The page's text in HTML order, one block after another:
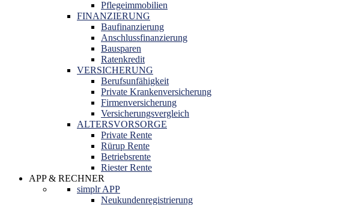
Pflegeimmobilien
FINANZIERUNG
Baufinanzierung
Anschlussfinanzierung
Bausparen
Ratenkredit
VERSICHERUNG
Berufsunfähigkeit
Private Krankenversicherung
Firmenversicherung
Versicherungsvergleich
ALTERSVORSORGE
Private Rente
Rürup Rente
Betriebsrente
Riester Rente
APP & RECHNER
simplr APP
Neukundenregistrierung